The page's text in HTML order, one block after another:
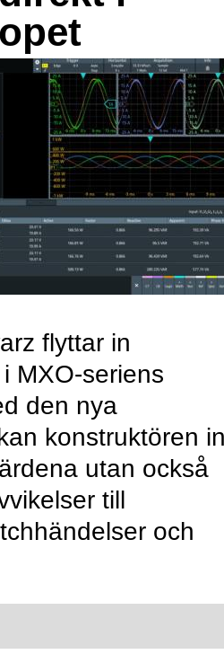
flyttar in
MXO-seriens
den nya
konstruktören
utan också
till
och